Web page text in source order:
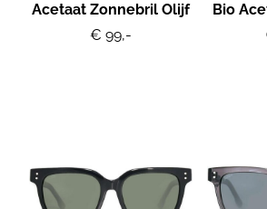
Acetaat Zonnebril Olijf
€ 99,-
Bio